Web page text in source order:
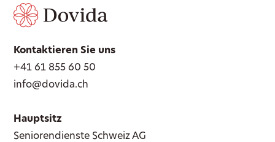
Kontaktieren Sie uns
+41 61 855 60 50
info@dovida.ch
Hauptsitz
Seniorendienste Schweiz AG